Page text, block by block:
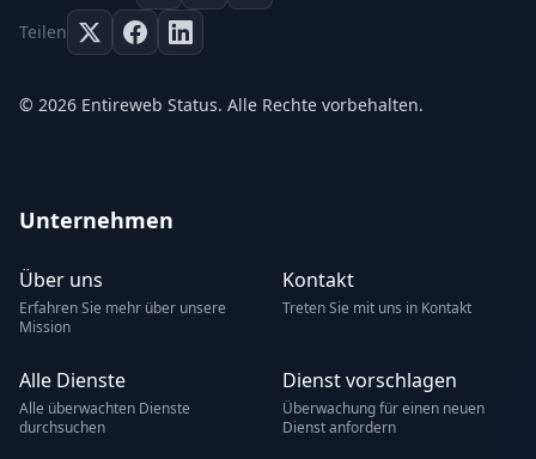
Teilen
© 2026 Entireweb Status. Alle Rechte vorbehalten.
Unternehmen
Über uns
Erfahren Sie mehr über unsere
Mission
Kontakt
Treten Sie mit uns in Kontakt
Alle Dienste
Alle überwachten Dienste
durchsuchen
Dienst vorschlagen
Überwachung für einen neuen
Dienst anfordern